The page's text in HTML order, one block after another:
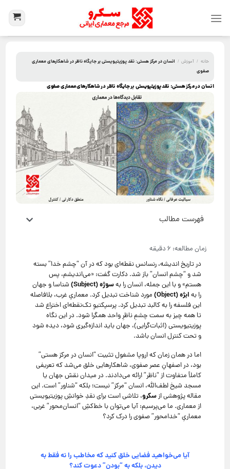
خانه / آموزش / انسان در مرکز هستی: نقد پوزیتیویستی بر جایگاه ناظر در شاهکارهای معماری
صفوی
انسان در مرکز هستی: نقد پوزیتیویستی بر جایگاه ناظر در شاهکارهای معماری صفوی
فهرست مطالب
در تاریخ اندیشه، رنسانس نقطه‌ای بود که در آن “چشم خدا” بسته
شد و “چشم انسان” باز شد. دکارت گفت: «می‌اندیشم، پس
هستم» و با این جمله، انسان را بهسوژه (Subject)
شناسا و جهان
را به ابژه (Object) مورد شناخت تبدیل کرد. معماریِ غرب، بلافاصله
این فلسفه را به کالبد تبدیل کرد. پرسپکتیوِ تک‌نقطه‌ای اختراع شد
تا همه چیز به سمت چشمِ ناظرِ واحد همگرا شود. در این نگاه
پوزیتیویستی (اثبات‌گرایی)، جهان باید اندازه‌گیری شود، دیده شود
و تحت کنترل انسان باشد.
اما در همان زمان که اروپا مشغول تثبیت “انسان در مرکز هستی”
بود، در اصفهانِ عصر صفوی، شاهکارهایی خلق می‌شد که تعریفی
کاملاً متفاوت از “ناظر” ارائه می‌دادند. در میدان نقش جهان یا
مسجد شیخ لطف‌الله، انسان “مرکز” نیست؛ بلکه “شناور” است. این
مقاله پژوهشی ازسکرو، تلاشی است برای نقدِ خوانشِ پوزیتیویستی
از معماری. ما می‌پرسیم: آیا می‌توان با خط‌کشِ “انسان‌محور” غربی،
معماریِ “خدا‌محور” صفوی را درک کرد؟
آیا می‌خواهید فضایی خلق کنید که مخاطب را نه فقط به
دیدن، بلکه به “بودن” دعوت کند؟